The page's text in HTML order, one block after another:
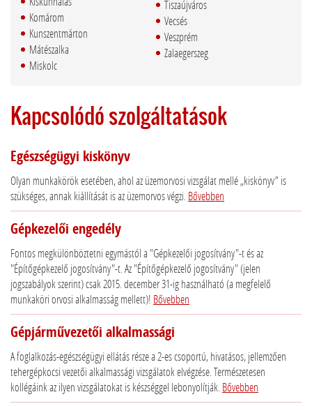
Komárom
Kunszentmárton
Mátészalka
Miskolc
Tiszaújváros
Vecsés
Veszprém
Zalaegerszeg
Kapcsolódó szolgáltatások
Egészségügyi kiskönyv
Olyan munkakörök esetében, ahol az üzemorvosi vizsgálat mellé „kiskönyv” is
szükséges, annak kiállítását is az üzemorvos végzi.Bővebben
Gépkezelői engedély
Fontos megkülönböztetni egymástól a "Gépkezelői jogosítvány"-t és az
"Építőgépkezelő jogosítvány"-t. Az "Építőgépkezelő jogosítvány" (jelen
jogszabályok szerint) csak 2015. december 31-ig használható (a megfelelő
munkaköri orvosi alkalmasság mellett)! Bővebben
Gépjárművezetői alkalmassági
A foglalkozás-egészségügyi ellátás része a 2-es csoportú, hivatásos, jellemzően
tehergépkocsi vezetői alkalmassági vizsgálatok elvégzése. Természetesen
kollégáink az ilyen vizsgálatokat is készséggel lebonyolítják.Bővebben